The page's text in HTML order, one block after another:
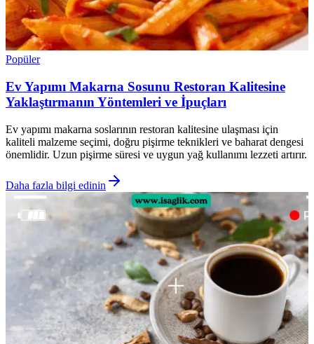
Popüler
Ev Yapımı Makarna Sosunu Restoran Kalitesine
Yaklaştırmanın Yöntemleri ve İpuçları
Ev yapımı makarna soslarının restoran kalitesine ulaşması için
kaliteli malzeme seçimi, doğru pişirme teknikleri ve baharat dengesi
önemlidir. Uzun pişirme süresi ve uygun yağ kullanımı lezzeti artırır.
Daha fazla bilgi edinin